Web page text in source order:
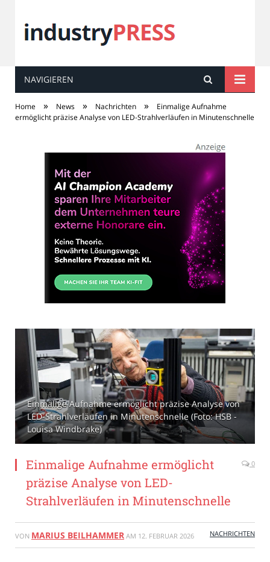
industryPRESS
NAVIGIEREN
Home » News » Nachrichten »
Einmalige Aufnahme
ermöglicht präzise Analyse von LED-Strahlverläufen in Minutenschnelle
Einmalige Aufnahme ermöglicht präzise Analyse von
LED-Strahlverläufen in Minutenschnelle (Foto: HSB -
Louisa Windbrake)
Einmalige Aufnahme ermöglicht
präzise Analyse von LED-
Strahlverläufen in Minutenschnelle
0
VON MARIUS BEILHAMMER AM 12. FEBRUAR 2026 NACHRICHTEN